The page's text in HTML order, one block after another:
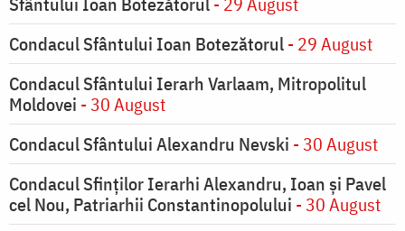
Condacul Sfântului Ioan Botezătorul- 29 August
Condacul Sfântului Ierarh Varlaam, Mitropolitul
Moldovei - 30 August
Condacul Sfântului Alexandru Nevski - 30 August
Condacul Sfinţilor Ierarhi Alexandru, Ioan şi Pavel
cel Nou, Patriarhii Constantinopolului - 30 August